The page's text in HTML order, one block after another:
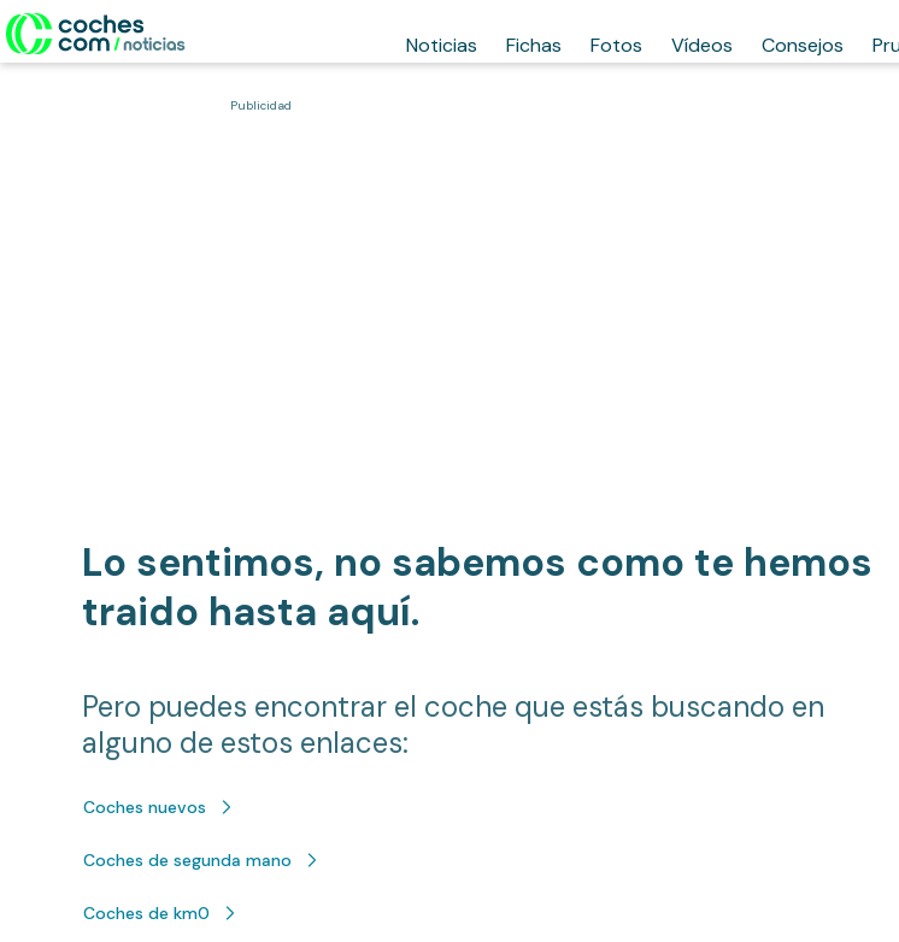
Noticias Fichas Fotos Vídeos Consejos
Publicidad
Lo sentimos, no sabemos como te hemos
traido hasta aquí.
Pero puedes encontrar el coche que estás buscando en
alguno de estos enlaces:
Coches nuevos
Coches de segunda mano
Coches de km0